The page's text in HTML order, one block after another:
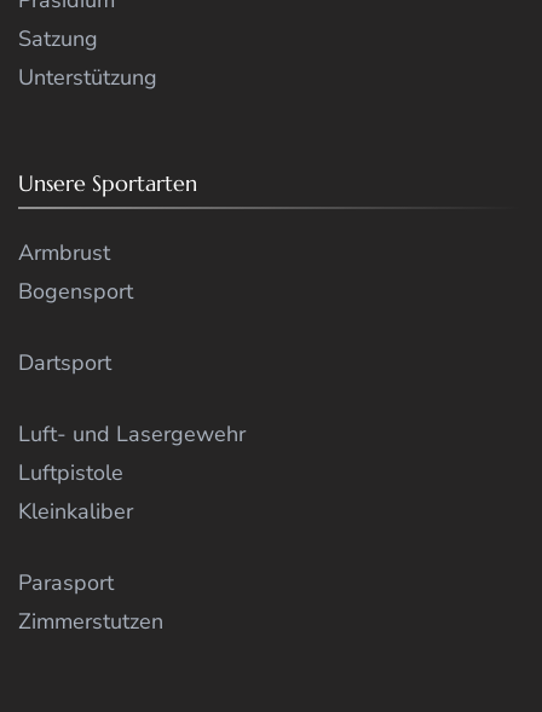
Satzung
Unterstützung
Unsere Sportarten
Armbrust
Bogensport
Dartsport
Luft- und Lasergewehr
Luftpistole
Kleinkaliber
Parasport
Zimmerstutzen